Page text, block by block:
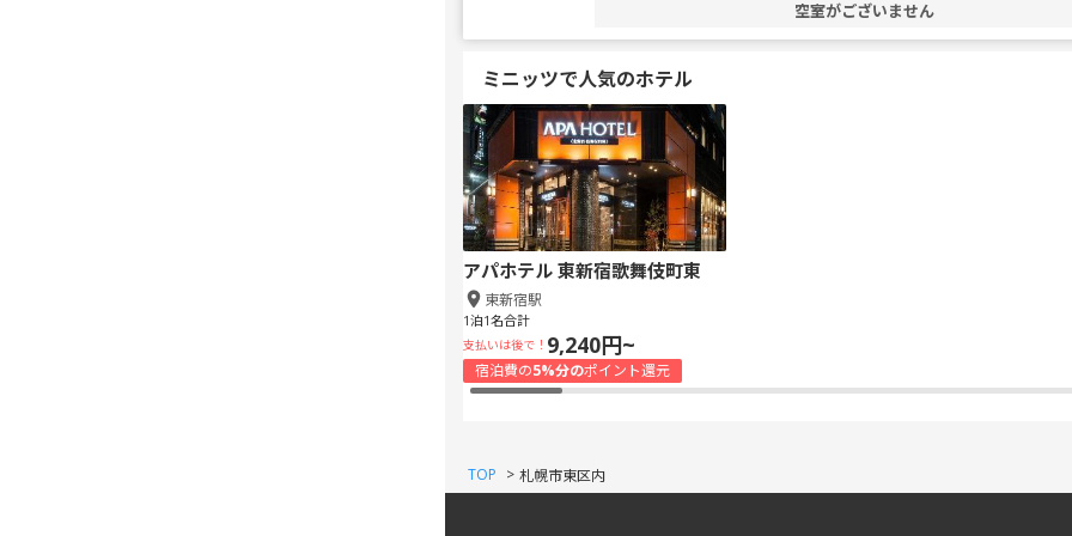
空室がございません
ミニッツで人気のホテル
アパホテル 東新宿歌舞伎町東
東新宿駅
1泊1名合計
支払いは後で！ 9,240円~
宿泊費の5%分のポイント還元
TOP > 札幌市東区内